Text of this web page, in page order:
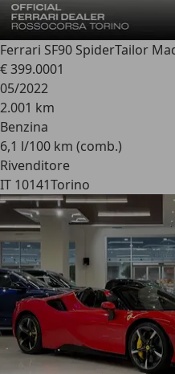
Ferrari SF90 SpiderTailor
€ 399.0001
05/2022
2.001 km
Benzina
6,1 l/100 km (comb.)
Rivenditore
IT 10141Torino